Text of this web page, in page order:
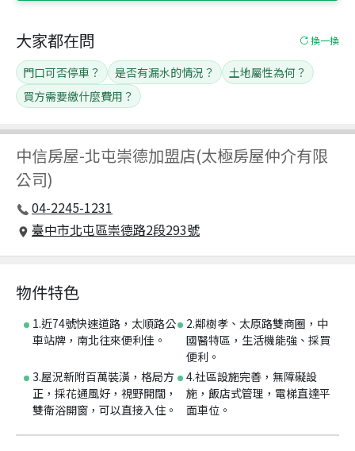
中信房屋-北屯崇德加盟店(太極房屋仲介有限
公司)
04-2245-1231
臺中市北屯區崇德路2段293號
大家都在問 換一換
門口可否停車？ 是否有漏水的情況？
土地屬性為何？
買方需要繳什麼費用？
物件特色
1.近74號快速道路，太順路公
車站牌，南北往來便利佳。
2.鄰樹孝、太原路雙商圈，中
國醫特區，生活機能強、採買
便利。
3.屋況新附百萬裝潢，格局方
正，採花通風好，視野開闊，
雙衛浴開窗，可以直接入住。
4.社區設施完善，無障礙設
施，飯店式管理，電梯直達平
面車位。